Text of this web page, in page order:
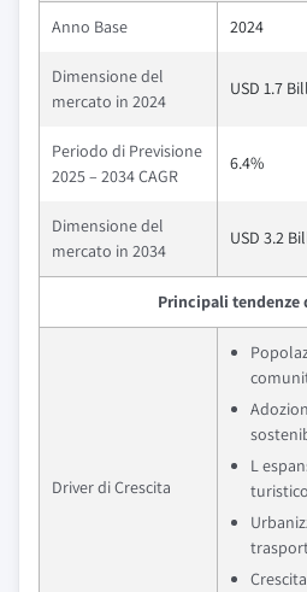
Anno Base 2024
Dimensione del
mercato in 2024
USD 1.7
Periodo di Previsione
2025 – 2034 CAGR
6.4%
Dimensione del
mercato in 2034
USD 3.2
Principali tendenze
Driver di Crescita
L